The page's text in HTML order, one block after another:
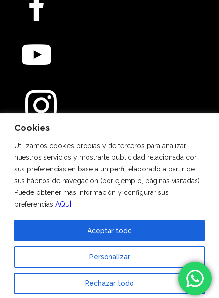
Cookies
Utilizamos cookies propias y de terceros para analizar
nuestros servicios y mostrarle publicidad relacionada con
sus preferencias en base a un perfil elaborado a partir de
sus hábitos de navegación (por ejemplo, páginas visitadas).
Puede obtener más información y configurar sus
preferencias AQUÍ
Personalizar
Rechazar todo
Aceptar todo
Métodos de pago
© 2023 Hadescan All rights reserved ·Aviso Legal
Política de cookies| Powered bybinary